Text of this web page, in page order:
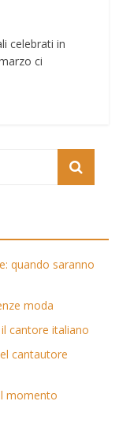
celebrati in
ci
quando saranno
moda
cantore italiano
cantautore
momento